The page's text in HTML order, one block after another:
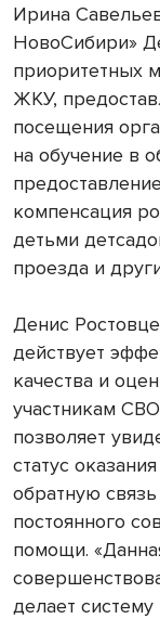
Ирина
НовоСибири»
приоритетных
ЖКУ,
посещения
на обучение в
компенсация
детьми
проезда и
Денис
действует
качества и
участникам
позволяет
статус
обратную
постоянного
помощи.
делает